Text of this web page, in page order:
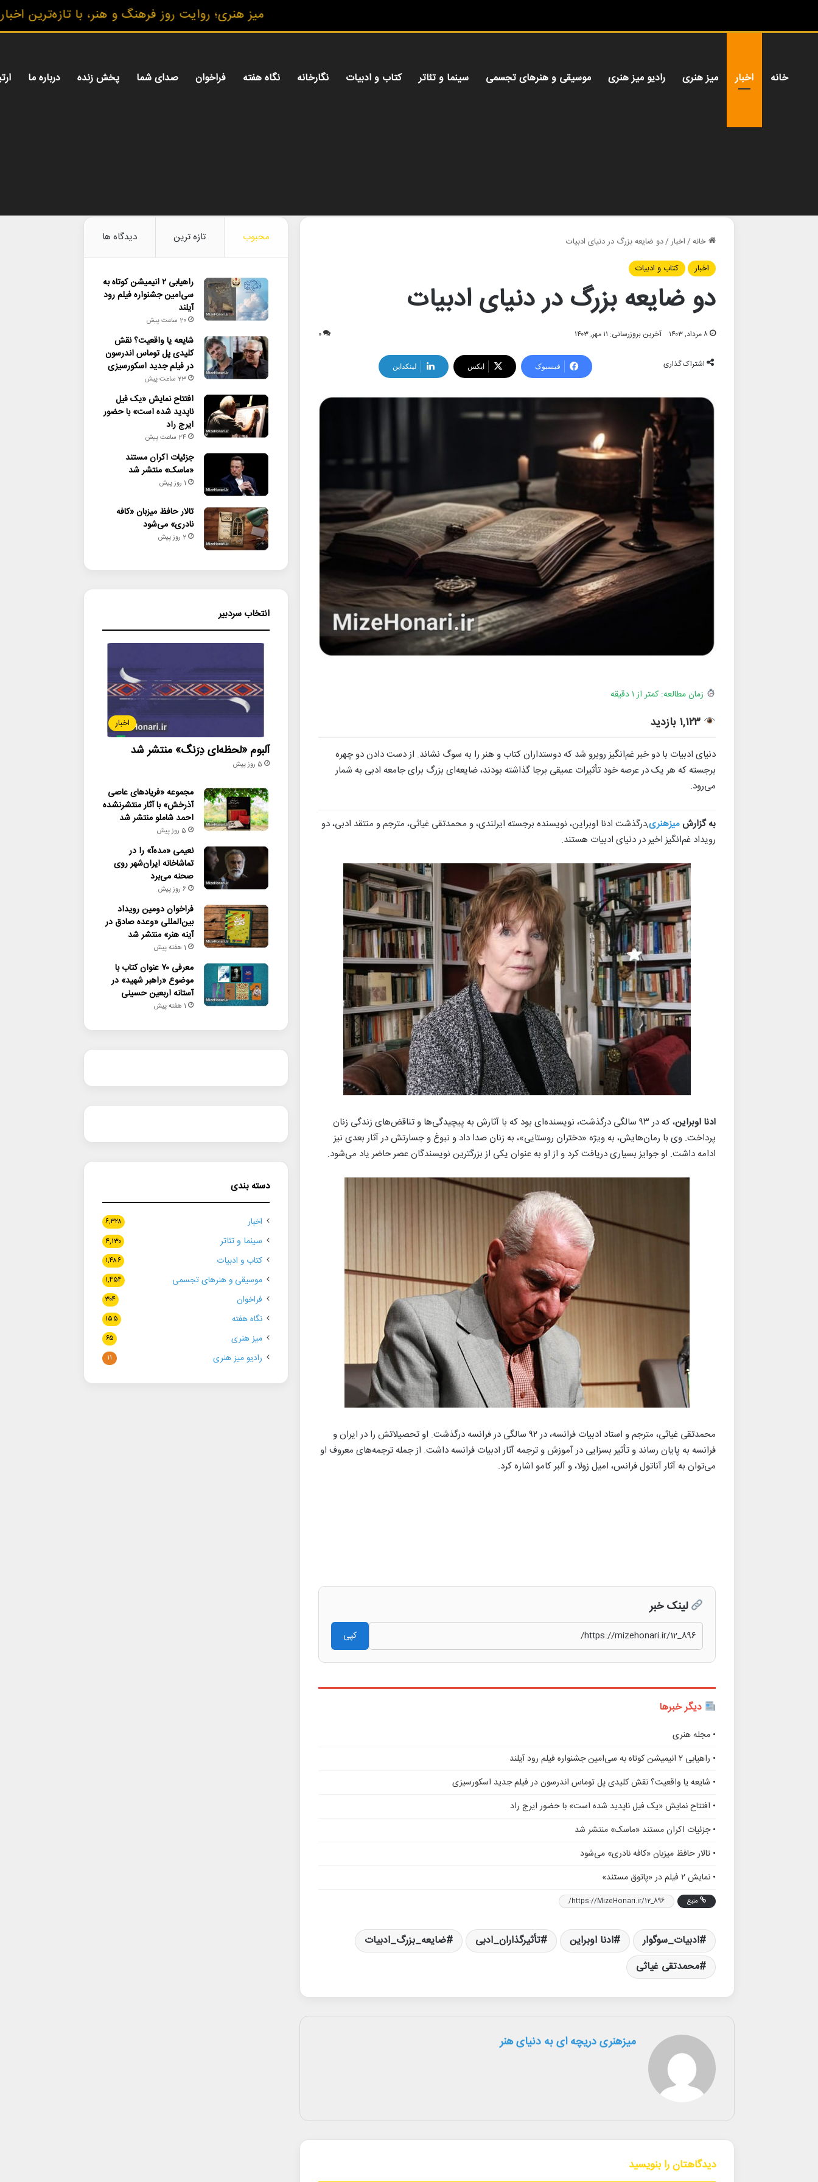
میز هنری؛ روایت روز فرهنگ و هنر، با تازه‌ترین اخبار،
خانه اخبار میز هنری رادیو میز هنری موسیقی و هنرهای تجسمی سینما و تئاتر کتاب و ادبیات نگارخانه نگاه هفته فراخوان صدای شما پخش زنده درباره ما
خانه/اخبار/دو ضایعه بزرگ در دنیای ادبیات
اخبار
کتاب و ادبیات
دو ضایعه بزرگ در دنیای ادبیات
۸ مرداد, ۱۴۰۳ آخرین بروزرسانی: ۱۱ مهر, ۱۴۰۳ ۰
اشتراک گذاری فیسبوک ایکس لینکداین
زمان مطالعه: کمتر از ۱ دقیقه
۱,۱۲۳ بازدید
دنیای ادبیات با دو خبر غم‌انگیز روبرو شد که دوستداران کتاب و هنر را به سوگ نشاند. از دست دادن دو چهره
برجسته که هر یک در عرصه خود تأثیرات عمیقی برجا گذاشته بودند، ضایعه‌ای بزرگ برای جامعه ادبی به شمار
می‌رود.
به گزارش میزهنری,درگذشت ادنا اوبراین، نویسنده برجسته ایرلندی، و محمدتقی غیاثی، مترجم و منتقد ادبی، دو
رویداد غم‌انگیز اخیر در دنیای ادبیات هستند.
ادنا اوبراین
، که در ۹۳ سالگی درگذشت، نویسنده‌ای بود که با آثارش به پیچیدگی‌ها و تناقض‌های زندگی زنان
پرداخت. وی با رمان‌هایش، به ویژه «دختران روستایی»، به زنان صدا داد و نبوغ و جسارتش در آثار بعدی نیز
ادامه داشت. او جوایز بسیاری دریافت کرد و از او به عنوان یکی از بزرگترین نویسندگان عصر حاضر یاد می‌شود.
محمدتقی غیاثی، مترجم و استاد ادبیات فرانسه، در ۹۲ سالگی در فرانسه درگذشت. او تحصیلاتش را در ایران و
فرانسه به پایان رساند و تأثیر بسزایی در آموزش و ترجمه آثار ادبیات فرانسه داشت. از جمله ترجمه‌های معروف او
می‌توان به آثار آناتول فرانس، امیل زولا، و آلبر کامو اشاره کرد.
لینک خبر
کپی
دیگر خبرها
• مجله هنری
• راهیابی ۲ انیمیشن کوتاه به سی‌امین جشنواره فیلم رود آیلند
• شایعه یا واقعیت؟ نقش کلیدی پل توماس اندرسون در فیلم جدید اسکورسیزی
• افتتاح نمایش «یک فیل ناپدید شده است» با حضور ایرج راد
• جزئیات اکران مستند «ماسک» منتشر شد
• تالار حافظ میزبان «کافه نادری» می‌شود
• نمایش ۲ فیلم در «پاتوق مستند»
منبع https://MizeHonari.ir/12_896/
ادبیات_سوگوار ادنا اوبراین تأثیرگذاران_ادبی
ضایعه_بزرگ_ادبیات
محمدتقی غیاثی
میزهنری دریچه ای به دنیای هنر
دیدگاهتان را بنویسید
محبوب تازه ترین دیدگاه ها
راهیابی ۲ انیمیشن کوتاه به
سی‌امین جشنواره فیلم رود
آیلند
20 ساعت پیش
شایعه یا واقعیت؟ نقش
کلیدی پل توماس اندرسون
در فیلم جدید اسکورسیزی
23 ساعت پیش
افتتاح نمایش «یک فیل
ناپدید شده است» با حضور
ایرج راد
24 ساعت پیش
جزئیات اکران مستند
«ماسک» منتشر شد
1 روز پیش
تالار حافظ میزبان «کافه
نادری» می‌شود
2 روز پیش
انتخاب سردبیر
اخبار
آلبوم «لحظه‌ای دِرَنگ» منتشر شد
5 روز پیش
مجموعه «فریادهای عاصی
آذرخش» با آثار منتشرنشده
احمد شاملو منتشر شد
5 روز پیش
نعیمی «مده‌آ» را در
تماشاخانه ایران‌شهر روی
صحنه می‌برد
6 روز پیش
فراخوان دومین رویداد
بین‌المللی «وعده صادق در
آینه هنر» منتشر شد
1 هفته پیش
معرفی ۷۰ عنوان کتاب با
موضوع «راهبر شهید» در
آستانه اربعین حسینی
1 هفته پیش
دسته بندی
اخبار ۶,۳۲۸
سینما و تئاتر ۴,۱۳۰
کتاب و ادبیات ۱,۴۸۶
موسیقی و هنرهای تجسمی ۱,۴۵۴
فراخوان ۳۰۴
نگاه هفته ۱۵۵
میز هنری ۶۵
رادیو میز هنری ۱۱